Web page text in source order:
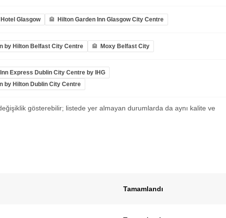
Glasgow Hilton Garden Inn Glasgow City Centre
by Hilton Belfast City Centre Moxy Belfast City
Express Dublin City Centre by IHG
by Hilton Dublin City Centre
gösterebilir; listede yer almayan durumlarda da aynı kalite ve
Tamamlandı